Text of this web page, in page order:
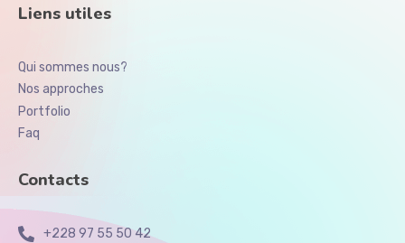
Liens utiles
Qui sommes nous?
Nos approches
Portfolio
Faq
Contacts
+228 97 55 50 42